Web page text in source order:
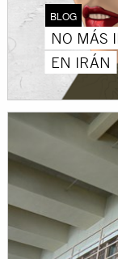
BLOG
NO MÁS
EN IRÁN